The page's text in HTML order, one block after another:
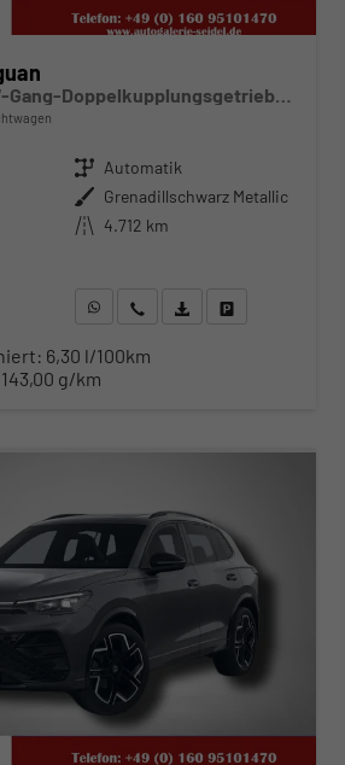
Getriebe Automatik
Außenfarbe Grenadillschwarz Metallic
Kilometerstand 4.712 km
WhatsApp anfragen
Wir rufen Sie anFahrzeugexposé (PDF)
6,30 l/100km
143,00 g/km